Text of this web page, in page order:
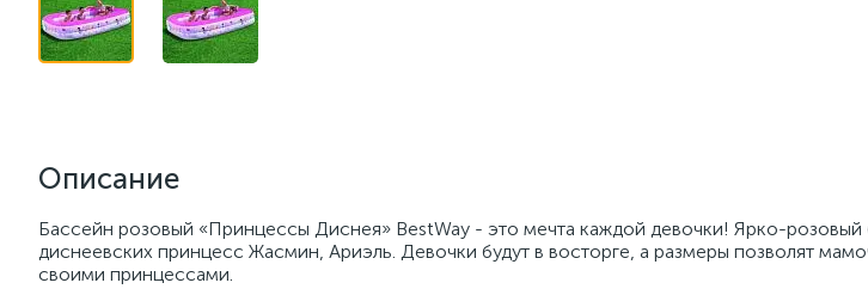
Описание
Бассейн розовый «Принцессы Диснея» BestWay - это мечта каждой девочки! Ярко-
диснеевских принцесс Жасмин, Ариэль. Девочки будут в восторге, а размеры позволят
своими принцессами.